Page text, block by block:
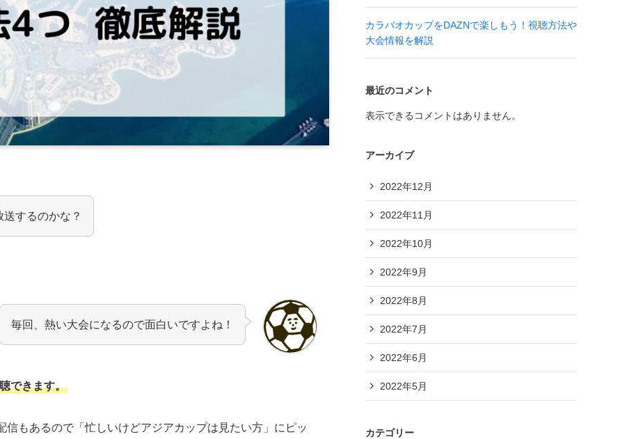
するのかな？
毎回、熱い大会になるので面白いですよね！
できます。
もあるので「忙しいけどアジアカップは見たい方」にピッ
カラバオカップをDAZNで楽しもう！視聴方法や
大会情報を解説
最近のコメント
表示できるコメントはありません。
アーカイブ
2022年12月
2022年11月
2022年10月
2022年9月
2022年8月
2022年7月
2022年6月
2022年5月
カテゴリー